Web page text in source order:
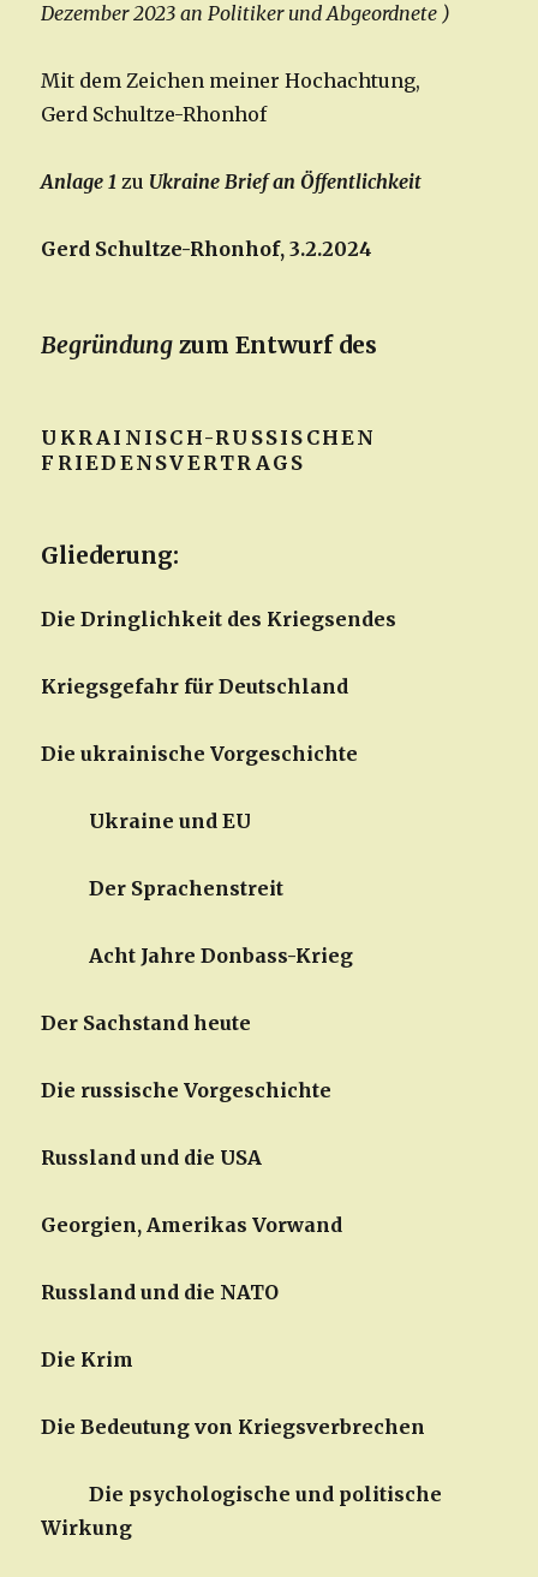
Dezember 2023 an Politiker und Abgeordnete )
Mit dem Zeichen meiner Hochachtung,
Gerd Schultze-Rhonhof
Anlage 1zu Ukraine Brief an Öffentlichkeit
Gerd Schultze-Rhonhof, 3.2.2024
Begründung zum Entwurf des
UKRAINISCH-RUSSISCHEN
FRIEDENSVERTRAGS
Gliederung:
Die Dringlichkeit des Kriegsendes
Kriegsgefahr für Deutschland
Die ukrainische Vorgeschichte
Ukraine und EU
Der Sprachenstreit
Acht Jahre Donbass-Krieg
Der Sachstand heute
Die russische Vorgeschichte
Russland und die USA
Georgien, Amerikas Vorwand
Russland und die NATO
Die Krim
Die Bedeutung von Kriegsverbrechen
Die psychologische und politische
Wirkung